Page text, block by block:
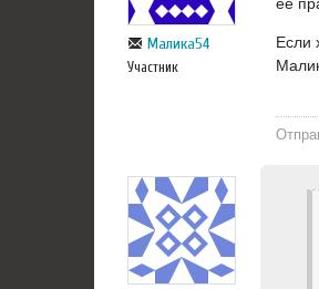
Малика54
Участник
Если